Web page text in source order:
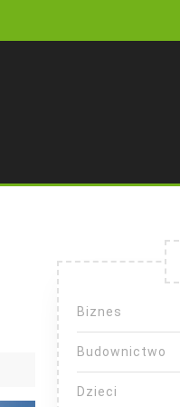
Biznes
Budownictwo
Dzieci